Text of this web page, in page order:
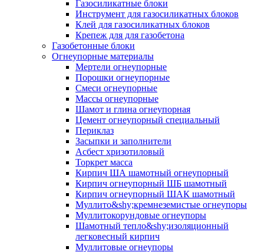
Газосиликатные блоки
Инструмент для газосиликатных блоков
Клей для газосиликатных блоков
Крепеж для для газобетона
Газобетонные блоки
Огнеупорные материалы
Мертели огнеупорные
Порошки огнеупорные
Смеси огнеупорные
Массы огнеупорные
Шамот и глина огнеупорная
Цемент огнеупорный специальный
Периклаз
Засыпки и заполнители
Асбест хризотиловый
Торкрет масса
Кирпич ША шамотный огнеупорный
Кирпич огнеупорный ШБ шамотный
Кирпич огнеупорный ШАК шамотный
Муллито&shy;­кремнеземистые огнеупоры
Муллито­корундовые огнеупоры
Шамотный тепло&shy;изоляционный
легковесный кирпич
Муллитовые огнеупоры